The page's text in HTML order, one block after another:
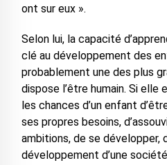
ont sur eux ».
Selon lui, la capacité
clé au développement des
probablement une des plus
dispose l’être humain. Si
les chances d’un enfant
ses propres besoins,
ambitions, de se développer,
développement d’une